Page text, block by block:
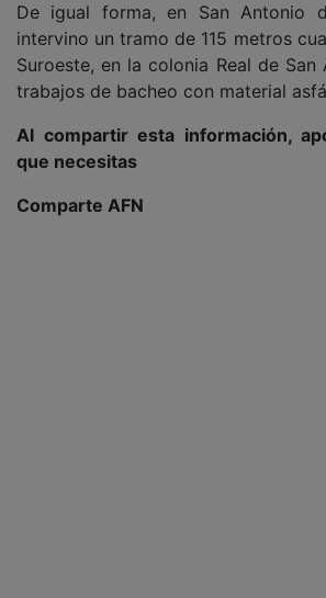
De igual forma, en San Antonio
intervino un tramo de 115 metros
Suroeste, en la colonia Real de San
trabajos de bacheo con material
Al compartir esta información,
que necesitas
Comparte AFN